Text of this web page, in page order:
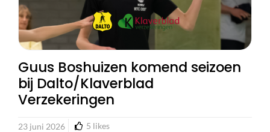
Guus Boshuizen komend seizoen
bij Dalto/Klaverblad
Verzekeringen
23 juni 2026 5 likes